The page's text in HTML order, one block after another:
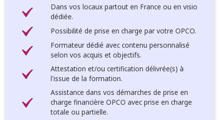
Dans vos locaux partout en France ou en visio
dédiée.
Possibilité de prise en charge par votre OPCO.
Formateur dédié avec contenu personnalisé
selon vos acquis et objectifs.
Attestation et/ou certification délivrée(s) à
l'issue de la formation.
Assistance dans vos démarches de prise en
charge financière OPCO avec prise en charge
totale ou partielle.